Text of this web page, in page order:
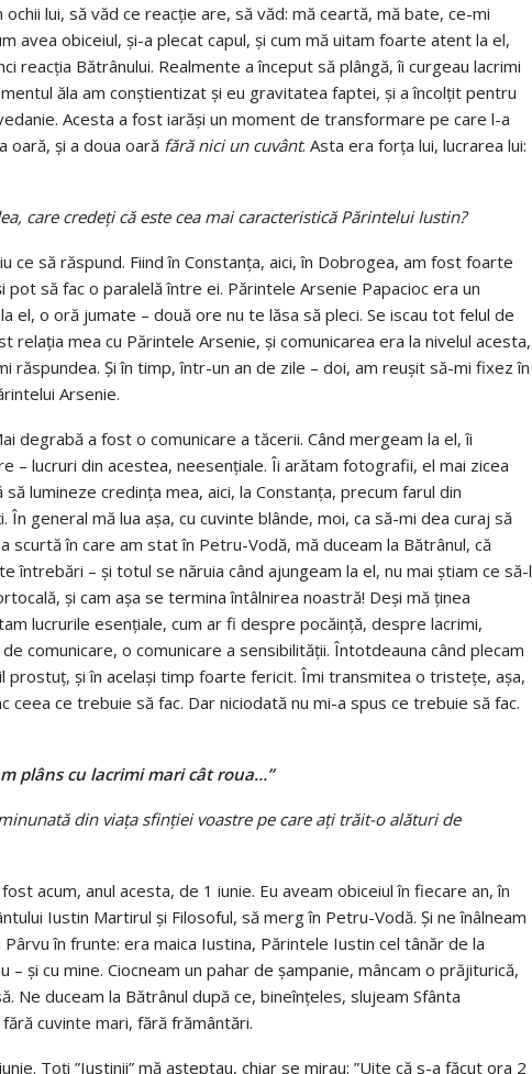
ochii lui, să văd ce reacţie are, să văd: mă ceartă, mă bate, ce-mi
avea obiceiul, şi-a plecat capul, şi cum mă uitam foarte atent la el,
reacţia Bătrânului. Realmente a început să plângă, îi curgeau lacrimi
ăla am conştientizat şi eu gravitatea faptei, şi a încolţit pentru
Acesta a fost iarăşi un moment de transformare pe care l-a
oară, şi a doua oară fără nici un cuvânt. Asta era forţa lui, lucrarea lui:
care credeţi că este cea mai caracteristică Părintelui Iustin?
ce să răspund. Fiind în Constanţa, aici, în Dobrogea, am fost foarte
pot să fac o paralelă între ei. Părintele Arsenie Papacioc era un
el, o oră jumate – două ore nu te lăsa să pleci. Se iscau tot felul de
mea cu Părintele Arsenie, şi comunicarea era la nivelul acesta,
răspundea. Şi în timp, într-un an de zile – doi, am reuşit să-mi fixez în
Arsenie.
degrabă a fost o comunicare a tăcerii. Când mergeam la el, îi
– lucruri din acestea, neesenţiale. Îi arătam fotografii, el mai zicea
lumineze credinţa mea, aici, la Constanţa, precum farul din
În general mă lua aşa, cu cuvinte blânde, moi, ca să-mi dea curaj să
scurtă în care am stat în Petru-Vodă, mă duceam la Bătrânul, că
întrebări – şi totul se năruia când ajungeam la el, nu mai ştiam ce să-l
şi cam aşa se termina întâlnirea noastră! Deşi mă ţinea
lucrurile esenţiale, cum ar fi despre pocăinţă, despre lacrimi,
comunicare, o comunicare a sensibilităţii. Întotdeauna când plecam
prostuţ, şi în acelaşi timp foarte fericit. Îmi transmitea o tristeţe, aşa,
ceea ce trebuie să fac. Dar niciodată nu mi-a spus ce trebuie să fac.
plâns cu lacrimi mari cât roua…”
din viața sfinției voastre pe care ați trăit-o alături de
acum, anul acesta, de 1 iunie. Eu aveam obiceiul în fiecare an, în
Iustin Martirul și Filosoful, să merg în Petru-Vodă. Și ne înâlneam
în frunte: era maica Iustina, Părintele Iustin cel tânăr de la
– și cu mine. Ciocneam un pahar de șampanie, mâncam o prăjiturică,
Ne duceam la Bătrânul după ce, bineînțeles, slujeam Sfânta
cuvinte mari, fără frământări.
Toți ”Iustinii” mă așteptau, chiar se mirau: ”Uite că s-a făcut ora 2